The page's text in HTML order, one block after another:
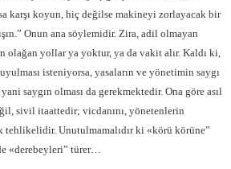
karşı koyun, hiç değilse makineyi zorlayacak bir
Onun ana söylemidir. Zira, adil olmayan
olağan yollar ya yoktur, ya da vakit alır. Kaldı ki,
isteniyorsa, yasaların ve yönetimin saygı
saygın olması da gerekmektedir. Ona göre asıl
sivil itaattedir; vicdanını, yönetenlerin
tehlikelidir. Unutulmamalıdır ki «körü körüne”
«derebeyleri” türer…